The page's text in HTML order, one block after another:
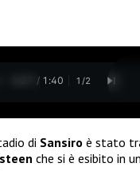
0:28 / 1:40 1 /2
di Sansiro è stato
che si è esibito in